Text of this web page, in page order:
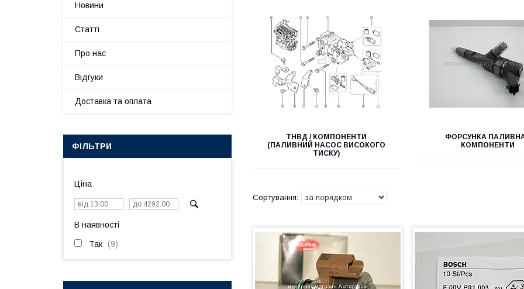
ТНВД / КОМПОНЕНТИ
(ПАЛИВНИЙ НАСОС ВИСОКОГО
ТИСКУ)
ФОРСУНКА ПАЛИВНА
КОМПОНЕНТИ
Новини
Статті
Про нас
Відгуки
Доставка та оплата
ФІЛЬТРИ
Ціна
В наявності
Так 9